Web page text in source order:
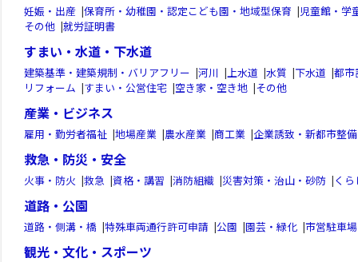
妊娠・出産 |保育所・幼稚園・認定こども園・地域型保育 |児童館・学
その他 |就労証明書
すまい・水道・下水道
建築基準・建築規制・バリアフリー |河川 |上水道 |水質 |下水道 |都市
リフォーム |すまい・公営住宅 |空き家・空き地 |その他
産業・ビジネス
雇用・勤労者福祉 |地場産業 |農水産業 |商工業 |企業誘致・新都市整備
救急・防災・安全
火事・防火 |救急 |資格・講習 |消防組織 |災害対策・治山・砂防 |く
道路・公園
道路・側溝・橋 |特殊車両通行許可申請 |公園 |園芸・緑化 |市営駐車
観光・文化・スポーツ